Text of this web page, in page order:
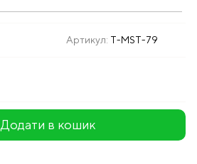
Артикул: T-MST-79
Додати в кошик